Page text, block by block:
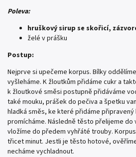
Poleva:
hruškový sirup se skořicí,
želé v prášku
Postup:
Nejprve si upečeme korpus. Bílky
vyšleháme. K žloutkům přidáme cukr a
k žloutkové směsi postupně přidáváme
také mouku, prášek do pečiva a špetku
hladká směs, ke které přidáme
promícháme. Následně těsto přelijeme
vložíme do předem vyhřáté trouby.
třicet minut. Jestli je těsto hotové,
necháme vychladnout.